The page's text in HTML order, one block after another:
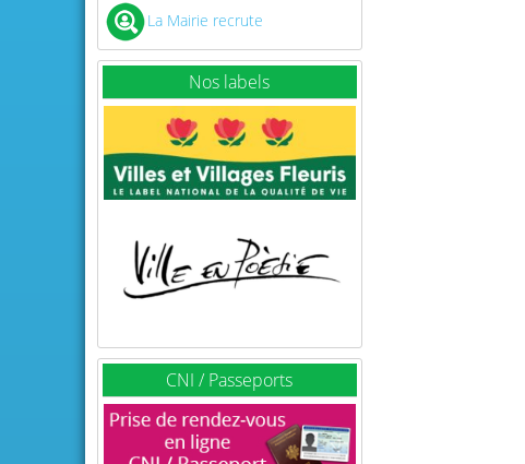
La Mairie recrute
Nos labels
CNI / Passeports